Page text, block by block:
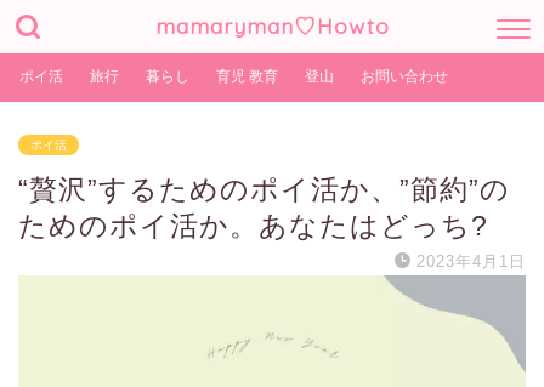
mamaryman♡Howto
ポイ活 旅行 暮らし 育児 教育 登山 お問い合わせ
ポイ活
“贅沢”するためのポイ活か、”節約”の
ためのポイ活か。あなたはどっち?
2023年4月1日